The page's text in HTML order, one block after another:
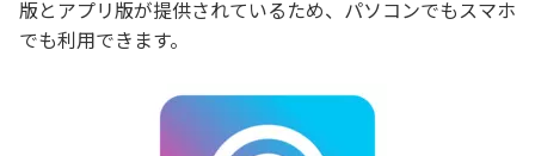
版とアプリ版が提供されているため、パソコンでもスマホ
でも利用できます。